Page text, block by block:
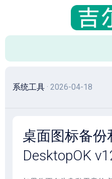
容
系统工具 · 2026-04-18
桌面图标备份
DesktopOK